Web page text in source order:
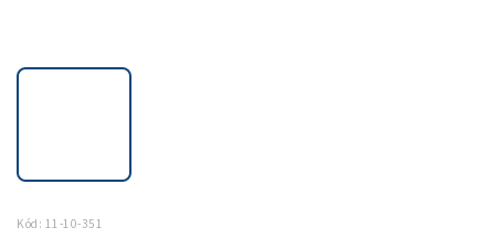
Kód: 11-10-351